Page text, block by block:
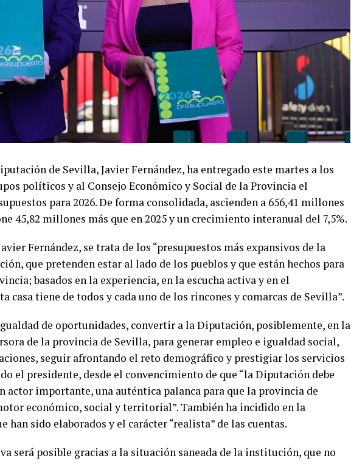
de Sevilla, Javier Fernández, ha entregado este martes a los
políticos y al Consejo Económico y Social de la Provincia el
para 2026. De forma consolidada, ascienden a 656,41 millones
45,82 millones más que en 2025 y un crecimiento interanual del 7,5%.
Fernández, se trata de los “presupuestos más expansivos de la
que pretenden estar al lado de los pueblos y que están hechos para
basados en la experiencia, en la escucha activa y en el
casa tiene de todos y cada uno de los rincones y comarcas de Sevilla”.
de oportunidades, convertir a la Diputación, posiblemente, en la
de la provincia de Sevilla, para generar empleo e igualdad social,
seguir afrontando el reto demográfico y prestigiar los servicios
el presidente, desde el convencimiento de que “la Diputación debe
actor importante, una auténtica palanca para que la provincia de
económico, social y territorial”. También ha incidido en la
han sido elaborados y el carácter “realista” de las cuentas.
será posible gracias a la situación saneada de la institución, que no